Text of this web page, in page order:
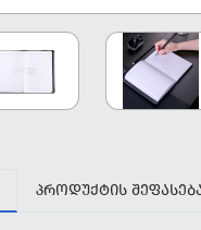
ᲞᲠᲝᲓᲣᲥᲢᲘᲡ